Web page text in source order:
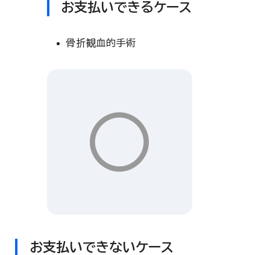
お支払いできるケース
骨折観血的手術
〇
お支払いできないケース